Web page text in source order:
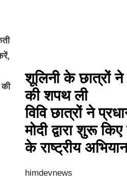
की
शूलिनी के छात्रों ने
की शपथ ली
विवि छात्रों ने
मोदी द्वारा शुरू
के राष्ट्रीय
himdevnews